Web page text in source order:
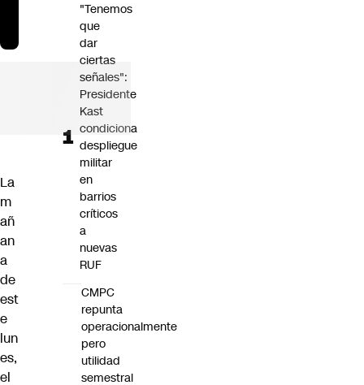
La
m
añ
an
a
de
est
e
lun
es,
el
"Tenemos
que
dar
ciertas
señales":
Presidente
Kast
condiciona
despliegue
militar
en
barrios
críticos
a
nuevas
RUF
CMPC
repunta
operacionalmente
pero
utilidad
semestral